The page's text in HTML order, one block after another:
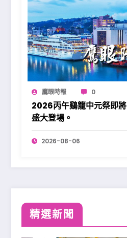
鷹眼時報 0
2026丙午鷄籠中元祭即將
盛大登場。
2026-08-06
精選新聞